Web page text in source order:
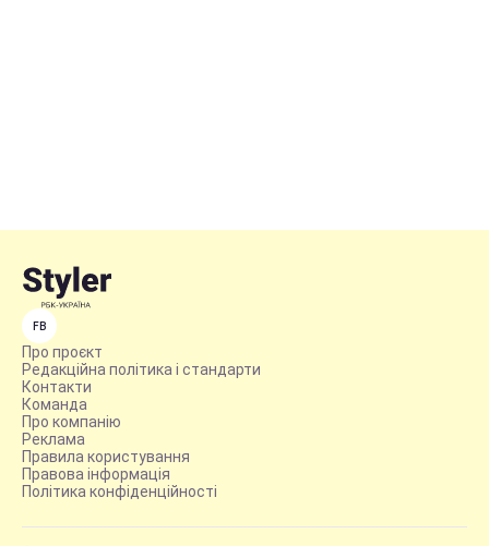
FB
Про проєкт
Редакційна політика і стандарти
Контакти
Команда
Про компанію
Реклама
Правила користування
Правова інформація
Політика конфіденційності